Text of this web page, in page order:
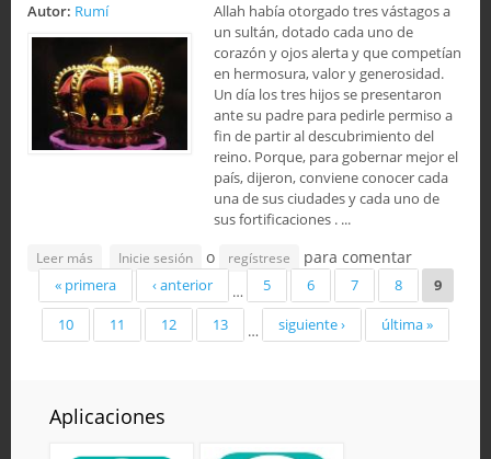
Autor: Rumí
Allah había otorgado tres vástagos a
un sultán, dotado cada uno de
corazón y ojos alerta y que competían
en hermosura, valor y generosidad.
Un día los tres hijos se presentaron
ante su padre para pedirle permiso a
fin de partir al descubrimiento del
reino. Porque, para gobernar mejor el
país, dijeron, conviene conocer cada
una de sus ciudades y cada uno de
sus fortificaciones . ...
Leer más sobre Los tres vástagos
Inicie sesión o regístrese para comentar
Páginas
« primera ‹ anterior … 5 6 7 8
9
10
11 12 13 … siguiente › última »
Aplicaciones